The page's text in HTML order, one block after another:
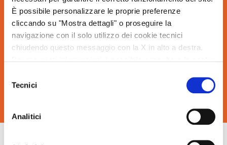
È possibile personalizzare le proprie preferenze
cliccando su "Mostra dettagli" o proseguire la
navigazione con il solo utilizzo dei cookie tecnici
chiudendo questo messaggio con la X in alto a destra.
delTecnici
Analitici
Iscrivendoti accetti la nostra Informativa sulla privacy e acconsenti a
ricevere aggiornamenti.